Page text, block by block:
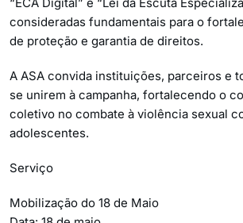
consideradas fundamentais para o
de proteção e garantia de direitos.
A ASA convida instituições, parceiros e
se unirem à campanha, fortalecendo o
coletivo no combate à violência sexual
adolescentes.
Serviço
Mobilização do 18 de Maio